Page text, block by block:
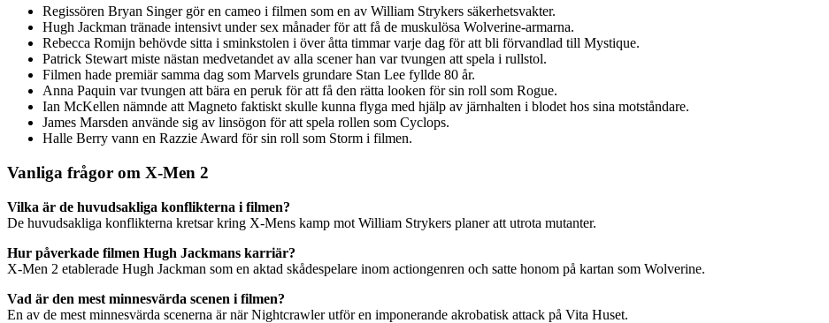
Regissören Bryan Singer gör en cameo i filmen som en av William Strykers säkerhetsvakter.
Hugh Jackman tränade intensivt under sex månader för att få de muskulösa Wolverine-armarna.
Rebecca Romijn behövde sitta i sminkstolen i över åtta timmar varje dag för att bli förvandlad till Mystique.
Patrick Stewart miste nästan medvetandet av alla scener han var tvungen att spela i rullstol.
Filmen hade premiär samma dag som Marvels grundare Stan Lee fyllde 80 år.
Anna Paquin var tvungen att bära en peruk för att få den rätta looken för sin roll som Rogue.
Ian McKellen nämnde att Magneto faktiskt skulle kunna flyga med hjälp av järnhalten i blodet hos sina motståndare.
James Marsden använde sig av linsögon för att spela rollen som Cyclops.
Halle Berry vann en Razzie Award för sin roll som Storm i filmen.
Vanliga frågor om X-Men 2
Vilka är de huvudsakliga konflikterna i filmen?
De huvudsakliga konflikterna kretsar kring X-Mens kamp mot William Strykers planer att utrota mutanter.
Hur påverkade filmen Hugh Jackmans karriär?
X-Men 2 etablerade Hugh Jackman som en aktad skådespelare inom actiongenren och satte honom på kartan som Wolverine.
Vad är den mest minnesvärda scenen i filmen?
En av de mest minnesvärda scenerna är när Nightcrawler utför en imponerande akrobatisk attack på Vita Huset.